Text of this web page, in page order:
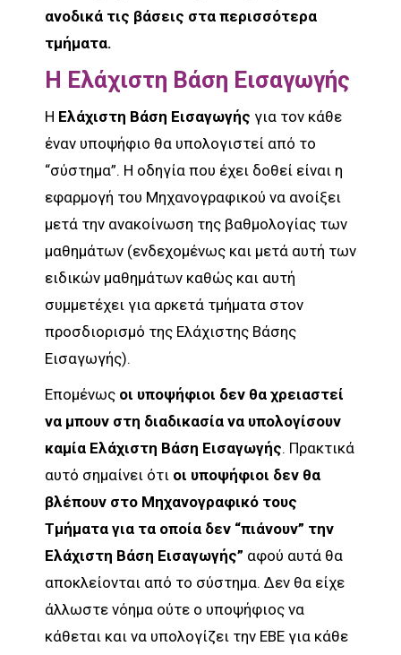
ανοδικά τις βάσεις στα περισσότερα
τμήματα.
Η Ελάχιστη Βάση Εισαγωγής
Η Ελάχιστη Βάση Εισαγωγής για τον κάθε
έναν υποψήφιο θα υπολογιστεί από το
“σύστημα”. Η οδηγία που έχει δοθεί είναι η
εφαρμογή του Μηχανογραφικού να ανοίξει
μετά την ανακοίνωση της βαθμολογίας των
μαθημάτων (ενδεχομένως και μετά αυτή των
ειδικών μαθημάτων καθώς και αυτή
συμμετέχει για αρκετά τμήματα στον
προσδιορισμό της Ελάχιστης Βάσης
Εισαγωγής).
Επομένως οι υποψήφιοι δεν θα χρειαστεί
να μπουν στη διαδικασία να υπολογίσουν
καμία Ελάχιστη Βάση Εισαγωγής. Πρακτικά
αυτό σημαίνει ότι οι υποψήφιοι δεν θα
βλέπουν στο Μηχανογραφικό τους
Τμήματα για τα οποία δεν “πιάνουν” την
Ελάχιστη Βάση Εισαγωγής” αφού αυτά θα
αποκλείονται από το σύστημα. Δεν θα είχε
άλλωστε νόημα ούτε ο υποψήφιος να
κάθεται και να υπολογίζει την ΕΒΕ για κάθε